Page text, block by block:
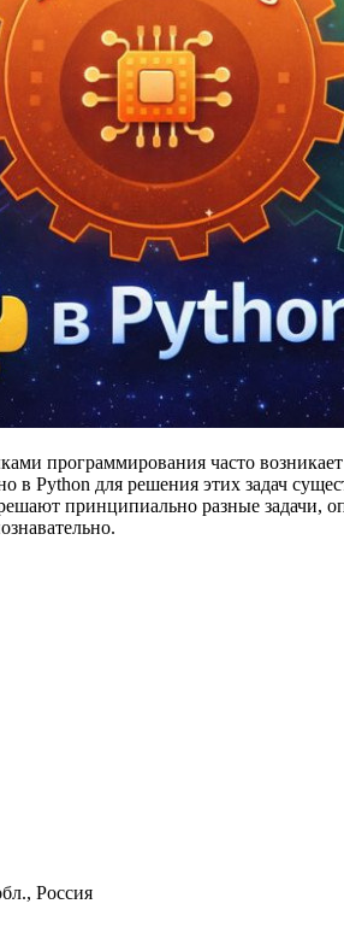
программирования часто
в Python для решения этих задач
принципиально разные задачи,
Россия